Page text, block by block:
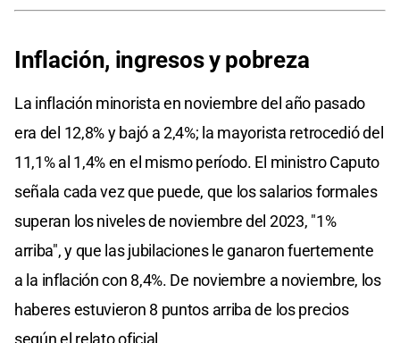
Inflación, ingresos y pobreza
La inflación minorista en noviembre del año pasado
era del 12,8% y bajó a 2,4%; la mayorista retrocedió del
11,1% al 1,4% en el mismo período. El ministro Caputo
señala cada vez que puede, que los salarios formales
superan los niveles de noviembre del 2023, "1%
arriba", y que las jubilaciones le ganaron fuertemente
a la inflación con 8,4%. De noviembre a noviembre, los
haberes estuvieron 8 puntos arriba de los precios
según el relato oficial.